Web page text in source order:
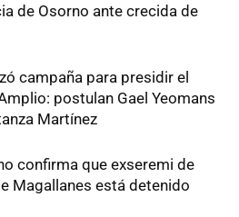
de Osorno ante crecida de
campaña para presidir el
postulan Gael Yeomans
Martínez
confirma que exseremi de
Magallanes está detenido